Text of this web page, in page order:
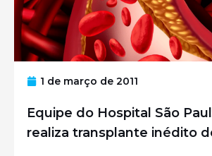
1 de março de 2011
Equipe do Hospital São
realiza transplante inédito